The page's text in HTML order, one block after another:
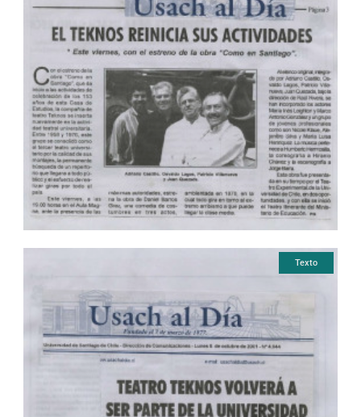
Texto